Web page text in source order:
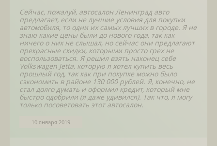
Сейчас, пожалуй, автосалон Ленинград авто
предлагает, если не лучшие условия для покупки
автомобиля, то одни их самых лучших в городе. Я не
знаю какие цены были до нового года, так как
ничего о них не слышал, но сейчас они предлагают
прекрасные скидки, которыми просто грех не
воспользоваться. Я решил взять наконец себе
Volkswagen Jetta, которую я хотел купить весь
прошлый год, так как при покупке можно было
сэкономить в районе 130 000 рублей. Я, конечно, не
стал долго думать и оформил кредит, который мне
быстро одобрили (я даже удивился). Так что, я могу
только посоветовать этот автосалон.
10 января 2019